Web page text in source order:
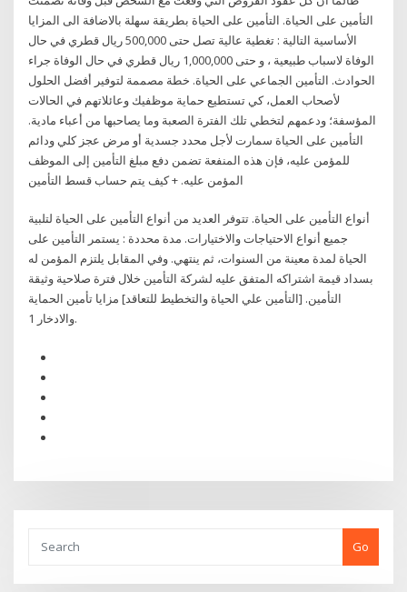
التأمين على الحياة. التأمين على الحياة بطريقة سهلة بالاضافة الى المزايا
الأساسية التالية : تغطية عالية تصل حتى 500,000 ريال قطري في حال
الوفاة لاسباب طبيعية ، و حتى 1,000,000 ريال قطري في حال الوفاة جراء
الحوادث. التأمين الجماعي على الحياة. خطة مصممة لتوفير أفضل الحلول
لأصحاب العمل، كي تستطيع حماية موظفيك وعائلاتهم في الحالات
المؤسفة؛ ودعمهم لتخطي تلك الفترة الصعبة وما يصاحبها من أعباء مادية.
التأمين على الحياة سمارت لأجل محدد جسدية أو مرض عجز كلي ودائم
للمؤمن عليه، فإن هذه المنفعة تضمن دفع مبلغ التأمين إلى الموظف
المؤمن عليه. + كيف يتم حساب قسط التأمين
أنواع التأمين على الحياة. تتوفر العديد من أنواع التأمين على الحياة لتلبية
جميع أنواع الاحتياجات والاختيارات. مدة محددة : يستمر التأمين على
الحياة لمدة معينة من السنوات، ثم ينتهي. وفي المقابل يلتزم المؤمن له
بسداد قيمة اشتراكه المتفق عليه لشركة التأمين خلال فترة صلاحية وثيقة
التأمين. [التأمين علي الحياة والتخطيط للتعاقد] مزايا تأمين الحماية
والادخار 1.
Go